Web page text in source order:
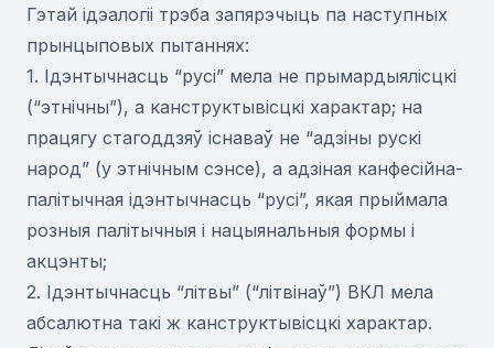
Гэтай ідэалогіі трэба запярэчыць па наступных
прынцыповых пытаннях:
1. Ідэнтычнасць “русі” мела не прымардыялісцкі
(“этнічны”), а канструктывісцкі характар; на
працягу стагоддзяў існаваў не “адзіны рускі
народ” (у этнічным сэнсе), а адзіная канфесійна-
палітычная ідэнтычнасць “русі”, якая прыймала
розныя палітычныя і нацыянальныя формы і
акцэнты;
2. Ідэнтычнасць “літвы” (“літвінаў”) ВКЛ мела
абсалютна такі ж канструктывісцкі характар.